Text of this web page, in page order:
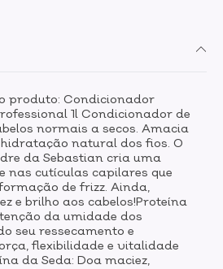
produto: Condicionador
1l Condicionador de
normais a secos. Amacia
natural dos fios. O
da Sebastian cria uma
nas cutículas capilares que
de frizz. Ainda,
e brilho aos cabelos!Proteína
da umidade dos
seu ressecamento e
flexibilidade e vitalidade
da Seda: Doa maciez,